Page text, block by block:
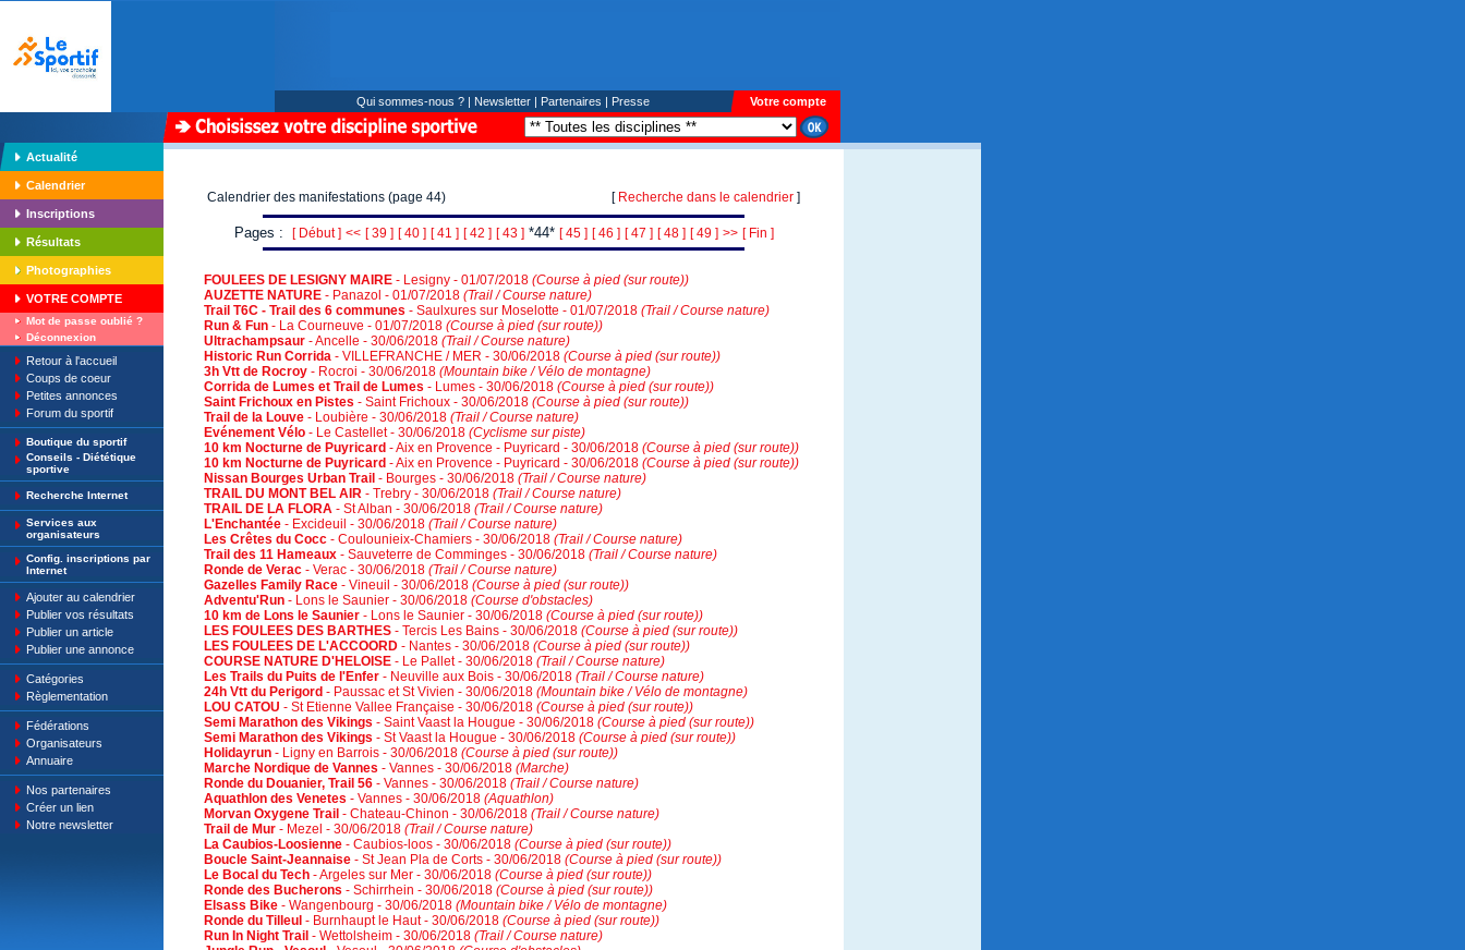
Qui sommes-nous ? | Newsletter | Partenaires | Presse Votre compte
Actualité
Calendrier
Inscriptions
Résultats
Photographies
VOTRE COMPTE
Mot de passe oublié ?
Déconnexion
Retour à l'accueil
Coups de coeur
Petites annonces
Forum du sportif
Boutique du sportif
Conseils - Diététique
sportive
Recherche Internet
Services aux
organisateurs
Config. inscriptions par
Internet
Ajouter au calendrier
Publier vos résultats
Publier un article
Publier une annonce
Catégories
Règlementation
Fédérations
Organisateurs
Annuaire
Nos partenaires
Créer un lien
Notre newsletter
Calendrier des manifestations (page 44) [ Recherche dans le calendrier ]
Pages : [ Début ] << [ 39 ] [ 40 ] [ 41 ] [ 42 ] [ 43 ]*44* [ 45 ] [ 46 ] [ 47 ] [ 48 ] [ 49 ] >> [ Fin ]
FOULEES DE LESIGNY MAIRE - Lesigny - 01/07/2018 (Course à pied (sur route))
AUZETTE NATURE - Panazol - 01/07/2018 (Trail / Course nature)
Trail T6C - Trail des 6 communes - Saulxures sur Moselotte - 01/07/2018 (Trail / Course nature)
Run & Fun - La Courneuve - 01/07/2018 (Course à pied (sur route))
Ultrachampsaur - Ancelle - 30/06/2018 (Trail / Course nature)
Historic Run Corrida - VILLEFRANCHE / MER - 30/06/2018 (Course à pied (sur route))
3h Vtt de Rocroy - Rocroi - 30/06/2018 (Mountain bike / Vélo de montagne)
Corrida de Lumes et Trail de Lumes - Lumes - 30/06/2018 (Course à pied (sur route))
Saint Frichoux en Pistes - Saint Frichoux - 30/06/2018 (Course à pied (sur route))
Trail de la Louve - Loubière - 30/06/2018 (Trail / Course nature)
Evénement Vélo - Le Castellet - 30/06/2018 (Cyclisme sur piste)
10 km Nocturne de Puyricard - Aix en Provence - Puyricard - 30/06/2018 (Course à pied (sur route))
10 km Nocturne de Puyricard - Aix en Provence - Puyricard - 30/06/2018 (Course à pied (sur route))
Nissan Bourges Urban Trail - Bourges - 30/06/2018 (Trail / Course nature)
TRAIL DU MONT BEL AIR - Trebry - 30/06/2018 (Trail / Course nature)
TRAIL DE LA FLORA - St Alban - 30/06/2018 (Trail / Course nature)
L'Enchantée - Excideuil - 30/06/2018 (Trail / Course nature)
Les Crêtes du Cocc - Coulounieix-Chamiers - 30/06/2018 (Trail / Course nature)
Trail des 11 Hameaux - Sauveterre de Comminges - 30/06/2018 (Trail / Course nature)
Ronde de Verac - Verac - 30/06/2018 (Trail / Course nature)
Gazelles Family Race - Vineuil - 30/06/2018 (Course à pied (sur route))
Adventu'Run - Lons le Saunier - 30/06/2018 (Course d'obstacles)
10 km de Lons le Saunier - Lons le Saunier - 30/06/2018 (Course à pied (sur route))
LES FOULEES DES BARTHES - Tercis Les Bains - 30/06/2018 (Course à pied (sur route))
LES FOULEES DE L'ACCOORD - Nantes - 30/06/2018 (Course à pied (sur route))
COURSE NATURE D'HELOISE - Le Pallet - 30/06/2018 (Trail / Course nature)
Les Trails du Puits de l'Enfer - Neuville aux Bois - 30/06/2018 (Trail / Course nature)
24h Vtt du Perigord - Paussac et St Vivien - 30/06/2018 (Mountain bike / Vélo de montagne)
LOU CATOU - St Etienne Vallee Française - 30/06/2018 (Course à pied (sur route))
Semi Marathon des Vikings - Saint Vaast la Hougue - 30/06/2018 (Course à pied (sur route))
Semi Marathon des Vikings - St Vaast la Hougue - 30/06/2018 (Course à pied (sur route))
Holidayrun - Ligny en Barrois - 30/06/2018 (Course à pied (sur route))
Marche Nordique de Vannes - Vannes - 30/06/2018 (Marche)
Ronde du Douanier, Trail 56 - Vannes - 30/06/2018 (Trail / Course nature)
Aquathlon des Venetes - Vannes - 30/06/2018 (Aquathlon)
Morvan Oxygene Trail - Chateau-Chinon - 30/06/2018 (Trail / Course nature)
Trail de Mur - Mezel - 30/06/2018 (Trail / Course nature)
La Caubios-Loosienne - Caubios-loos - 30/06/2018 (Course à pied (sur route))
Boucle Saint-Jeannaise - St Jean Pla de Corts - 30/06/2018 (Course à pied (sur route))
Le Bocal du Tech - Argeles sur Mer - 30/06/2018 (Course à pied (sur route))
Ronde des Bucherons - Schirrhein - 30/06/2018 (Course à pied (sur route))
Elsass Bike - Wangenbourg - 30/06/2018 (Mountain bike / Vélo de montagne)
Ronde du Tilleul - Burnhaupt le Haut - 30/06/2018 (Course à pied (sur route))
Run In Night Trail - Wettolsheim - 30/06/2018 (Trail / Course nature)